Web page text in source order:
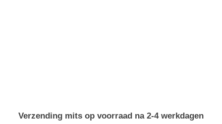
Verzending mits op voorraad na 2-4 werkdagen